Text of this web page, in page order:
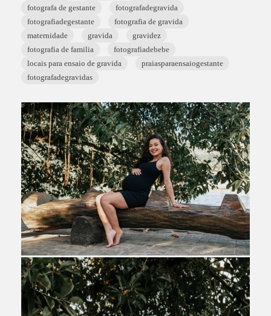
fotografa de gestante
fotografadegravida
fotografiadegestante
fotografia de gravida
maternidade
gravida
gravidez
fotografia de familia
fotografiadebebe
locais para ensaio de gravida
praiasparaensaiogestante
fotografadegravidas